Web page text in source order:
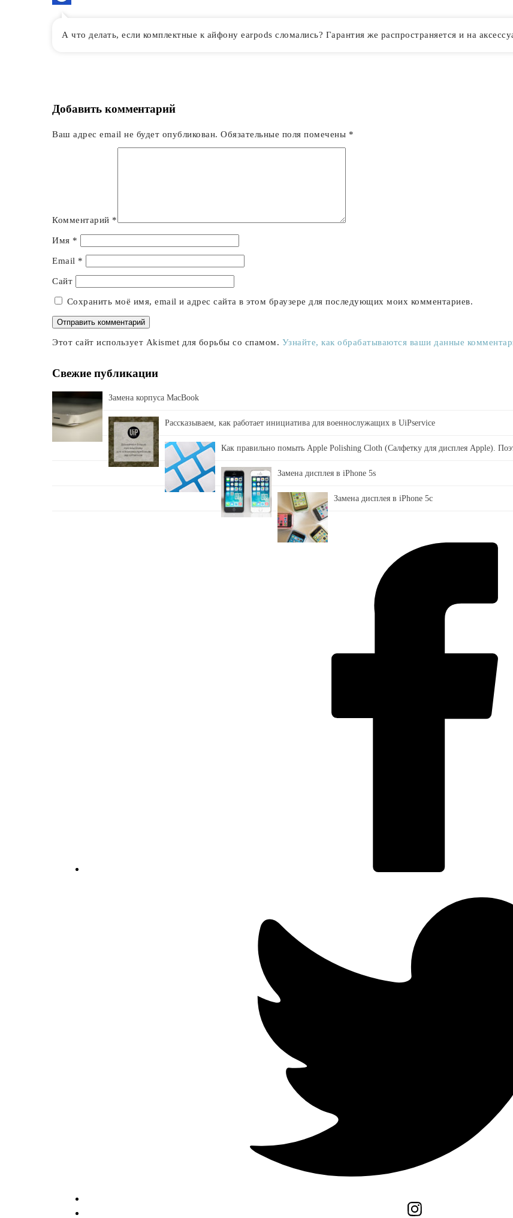
А что делать, если комплектные к айфону earpods сломались? Гарантия же распространяется и на
Добавить комментарий
Ваш адрес email не будет опубликован. Обязательные поля помечены *
Комментарий *
Имя *
Email *
Сайт
Сохранить моё имя, email и адрес сайта в этом браузере для последующих моих комментариев.
Этот сайт использует Akismet для борьбы со спамом. Узнайте, как обрабатываются ваши данные
Свежие публикации
Замена корпуса MacBook
Рассказываем, как работает инициатива для военнослужащих в UiPservice
Как правильно помыть Apple Polishing Cloth (Салфетку для дисплея Apple).
Замена дисплея в iPhone 5s
Замена дисплея в iPhone 5c